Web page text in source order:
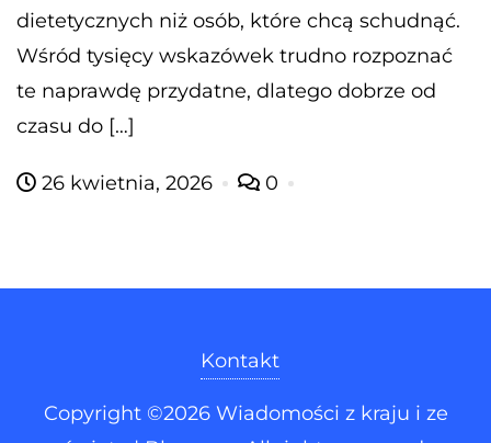
dietetycznych niż osób, które chcą schudnąć.
Wśród tysięcy wskazówek trudno rozpoznać
te naprawdę przydatne, dlatego dobrze od
czasu do […]
26 kwietnia, 2026 0
Kontakt
Copyright ©2026 Wiadomości z kraju i ze